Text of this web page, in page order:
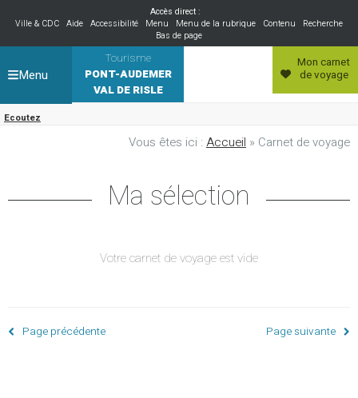
Accès direct :
Ville & CDC Aide Accessibilité Menu Menu de la rubrique Contenu
Recherche
Bas de page
Tourisme
PONT-AUDEMER
VAL DE RISLE
Ecoutez
Mon carnet
de voyage
Menu
Vous êtes ici : Accueil » Carnet de voyage
Ma sélection
Votre carnet de voyage est vide
Page précédente Page suivante